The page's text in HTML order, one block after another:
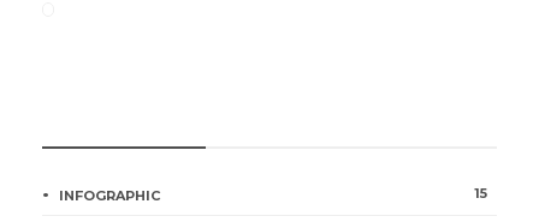
INFOGRAPHIC 15